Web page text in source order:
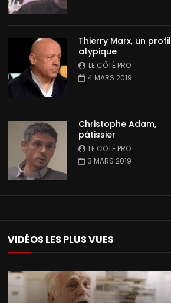
Thierry Marx, un profil
atypique
LE CÔTÉ PRO
4 MARS 2019
Christophe Adam,
pâtissier
LE CÔTÉ PRO
3 MARS 2019
VIDÉOS LES PLUS VUES